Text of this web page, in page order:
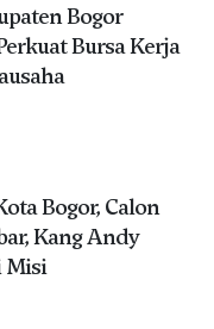
Bogor
Bursa Kerja
Bogor, Calon
Kang Andy
Misi